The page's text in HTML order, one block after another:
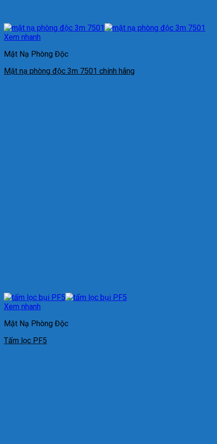
Xem nhanh
Mặt Nạ Phòng Độc
Mặt nạ phòng độc 3m 7501 chính hãng
Xem nhanh
Mặt Nạ Phòng Độc
Tấm lọc PF5